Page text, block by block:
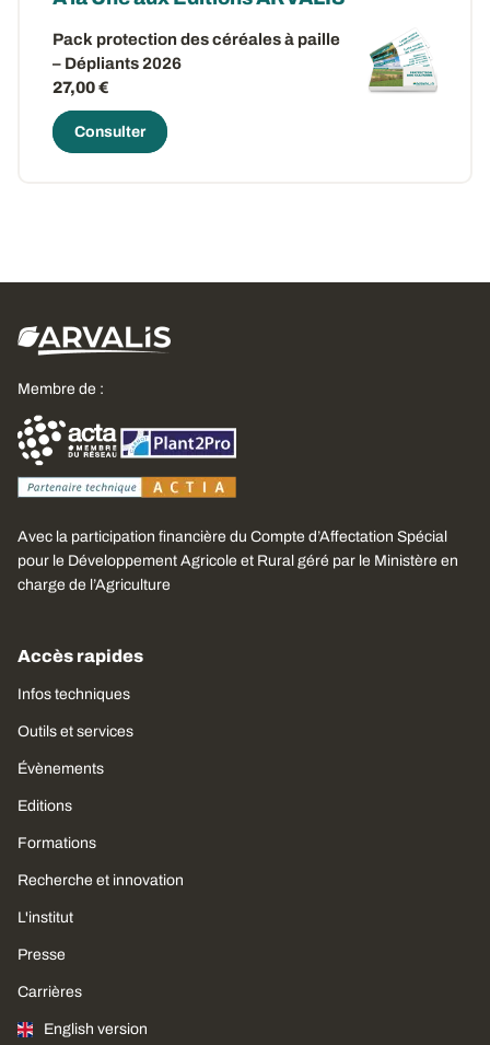
Pack protection des céréales à paille
– Dépliants 2026
27,00 €
Consulter
Membre de :
Avec la participation financière du Compte d’Affectation Spécial
pour le Développement Agricole et Rural géré par le Ministère en
charge de l’Agriculture
Accès rapides
Infos techniques
Outils et services
Évènements
Editions
Formations
Recherche et innovation
L'institut
Presse
Carrières
English version